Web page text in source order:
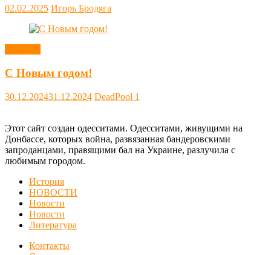
02.02.2025 Игорь Бродяга
С Новым годом!
30.12.202431.12.2024 DeadPool 1
Этот сайт создан одесситами. Одесситами, живущими на
Донбассе, которых война, развязанная бандеровскими
запроданцами, правящими бал на Украине, разлучила с
любимым городом.
История
НОВОСТИ
Новости
Новости
Литература
Контакты